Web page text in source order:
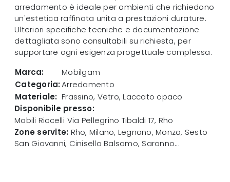
arredamento è ideale per ambienti che richiedono
un'estetica raffinata unita a prestazioni durature.
Ulteriori specifiche tecniche e documentazione
dettagliata sono consultabili su richiesta, per
supportare ogni esigenza progettuale complessa.
Marca:
Mobilgam
Categoria:Arredamento
Materiale: Frassino, Vetro, Laccato opaco
Disponibile presso:
Mobili Riccelli Via Pellegrino Tibaldi 17, Rho
Zone servite: Rho, Milano, Legnano, Monza, Sesto
San Giovanni, Cinisello Balsamo, Saronno...